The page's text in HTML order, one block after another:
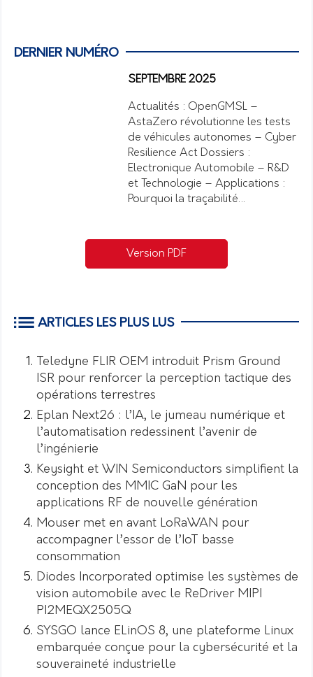
DERNIER NUMÉRO
SEPTEMBRE 2025
Actualités : OpenGMSL –
AstaZero révolutionne les tests
de véhicules autonomes – Cyber
Resilience Act Dossiers :
Electronique Automobile – R&D
et Technologie – Applications :
Pourquoi la traçabilité…
Version PDF
ARTICLES LES PLUS LUS
Teledyne FLIR OEM introduit Prism Ground
ISR pour renforcer la perception tactique des
opérations terrestres
Eplan Next26 : l’IA, le jumeau numérique et
l’automatisation redessinent l’avenir de
l’ingénierie
Keysight et WIN Semiconductors simplifient la
conception des MMIC GaN pour les
applications RF de nouvelle génération
Mouser met en avant LoRaWAN pour
accompagner l’essor de l’IoT basse
consommation
Diodes Incorporated optimise les systèmes de
vision automobile avec le ReDriver MIPI
PI2MEQX2505Q
SYSGO lance ELinOS 8, une plateforme Linux
embarquée conçue pour la cybersécurité et la
souveraineté industrielle